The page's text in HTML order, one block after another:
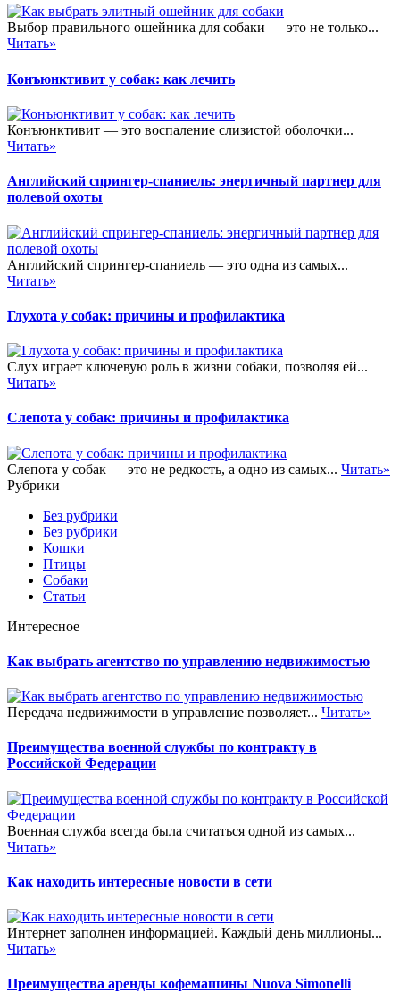
Выбор правильного ошейника для собаки — это не только...
Читать»
Конъюнктивит у собак: как лечить
Конъюнктивит — это воспаление слизистой оболочки...
Читать»
Английский спрингер-спаниель: энергичный партнер для
полевой охоты
Английский спрингер-спаниель — это одна из самых...
Читать»
Глухота у собак: причины и профилактика
Слух играет ключевую роль в жизни собаки, позволяя ей...
Читать»
Слепота у собак: причины и профилактика
Слепота у собак — это не редкость, а одно из самых... Читать»
Рубрики
Без рубрики
Без рубрики
Кошки
Птицы
Собаки
Статьи
Интересное
Как выбрать агентство по управлению недвижимостью
Передача недвижимости в управление позволяет... Читать»
Преимущества военной службы по контракту в
Российской Федерации
Военная служба всегда была считаться одной из самых...
Читать»
Как находить интересные новости в сети
Интернет заполнен информацией. Каждый день миллионы...
Читать»
Преимущества аренды кофемашины Nuova Simonelli